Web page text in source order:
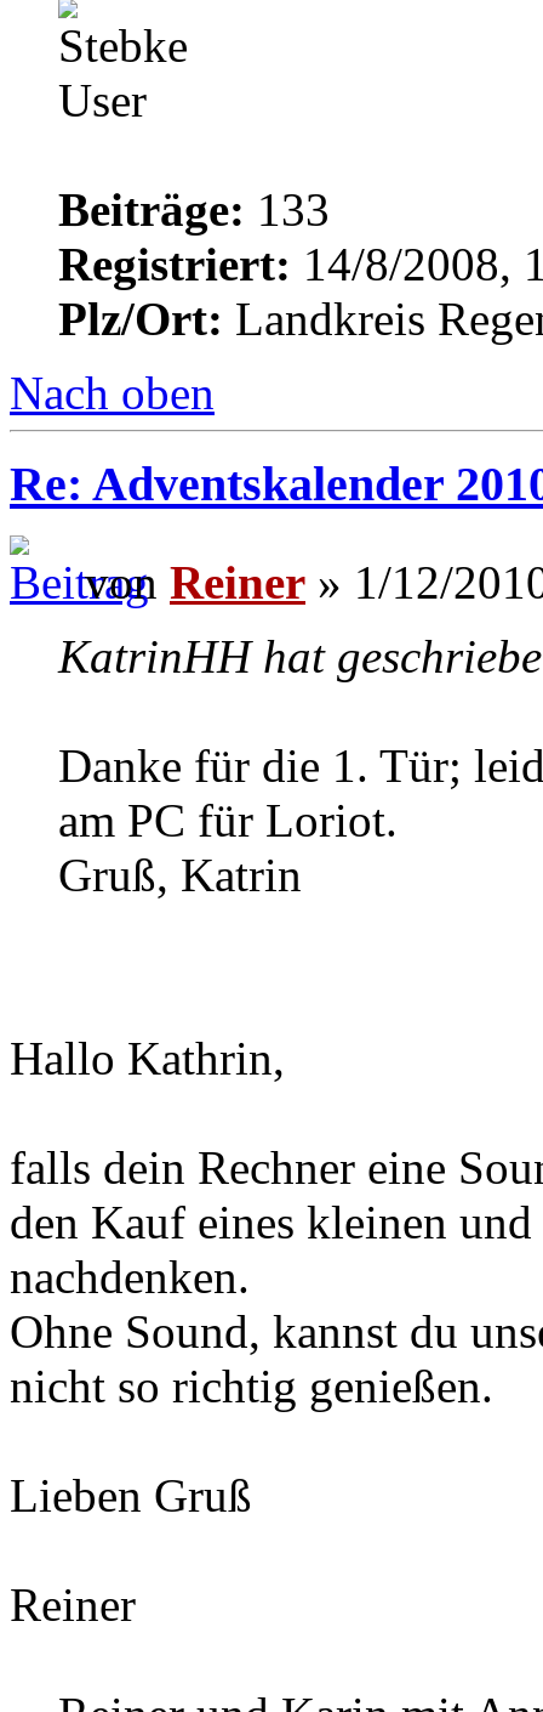
Beiträge: 133
Registriert: 14/8/2008,
Plz/Ort: Landkreis
Nach oben
Re: Adventskalender
von Reiner » 1/12/
KatrinHH hat
Danke für die 1. Tür;
am PC für Loriot.
Gruß, Katrin
Hallo Kathrin,
falls dein Rechner eine
den Kauf eines kleinen
nachdenken.
Ohne Sound, kannst du
nicht so richtig genießen.
Lieben Gruß
Reiner